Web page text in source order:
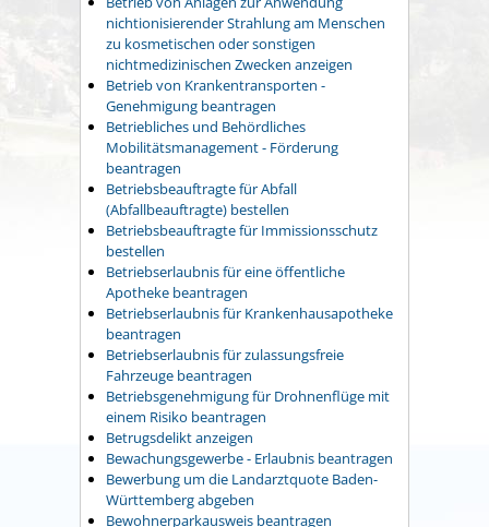
nichtionisierender Strahlung am Menschen
zu kosmetischen oder sonstigen
nichtmedizinischen Zwecken anzeigen
Betrieb von Krankentransporten -
Genehmigung beantragen
Betriebliches und Behördliches
Mobilitätsmanagement - Förderung
beantragen
Betriebsbeauftragte für Abfall
(Abfallbeauftragte) bestellen
Betriebsbeauftragte für Immissionsschutz
bestellen
Betriebserlaubnis für eine öffentliche
Apotheke beantragen
Betriebserlaubnis für Krankenhausapotheke
beantragen
Betriebserlaubnis für zulassungsfreie
Fahrzeuge beantragen
Betriebsgenehmigung für Drohnenflüge mit
einem Risiko beantragen
Betrugsdelikt anzeigen
Bewachungsgewerbe - Erlaubnis beantragen
Bewerbung um die Landarztquote Baden-
Württemberg abgeben
Bewohnerparkausweis beantragen